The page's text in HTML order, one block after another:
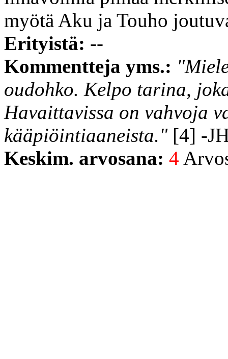
myötä Aku ja Touho
Erityistä: --
Kommentteja yms.:
oudohko. Kelpo tarina,
Havaittavissa on vahvoja
kääpiöintiaaneista."[4] -
Keskim. arvosana: 4